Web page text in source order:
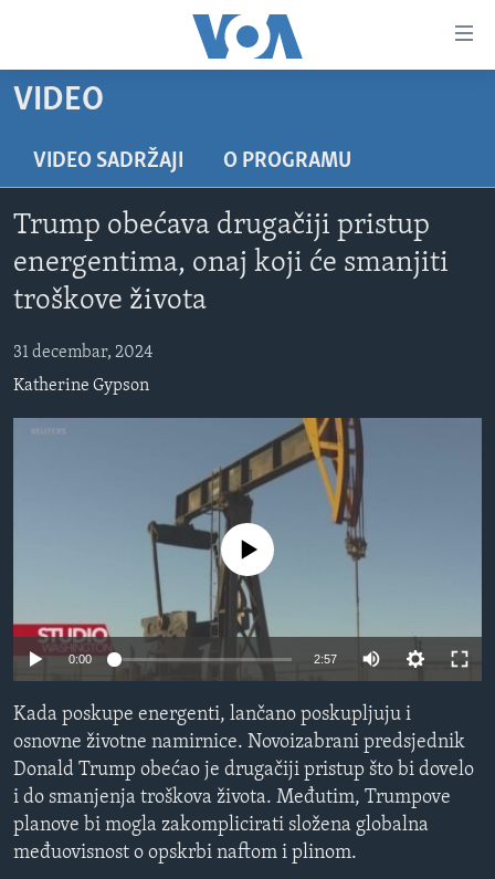
glavni
Pređi
na
glavnu
navigaciju
Idi
na
VIDEO
VIJESTI
SJEDINJENE AMERIČKE DRŽAVE
SVIJET
NAUKA I TEHNOLOGIJA
KORUPCIJA
SLOBODA MEDIJA
ŽENSKA STRANA
O GLASU AMERIKE
Learning English
Jezici
VIDEO
VIDEO SADRŽAJI O PROGRAMU
Trump obećava drugačiji pristup
energentima, onaj koji će smanjiti
troškove života
31 decembar, 2024
Katherine Gypson
No media source currently available
0:00 2:57
Kada poskupe energenti, lančano poskupljuju i
osnovne životne namirnice. Novoizabrani predsjednik
Donald Trump obećao je drugačiji pristup što bi dovelo
i do smanjenja troškova života. Međutim, Trumpove
planove bi mogla zakomplicirati složena globalna
međuovisnost o opskrbi naftom i plinom.